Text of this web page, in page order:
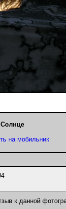
Солнце
на мобильник
к данной